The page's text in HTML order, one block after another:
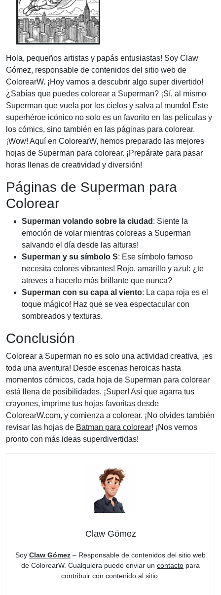
Hola, pequeños artistas y papás entusiastas! Soy Claw
Gómez, responsable de contenidos del sitio web de
ColorearW. ¡Hoy vamos a descubrir algo super divertido!
¿Sabías que puedes colorear a Superman? ¡Sí, al mismo
Superman que vuela por los cielos y salva al mundo! Este
superhéroe icónico no solo es un favorito en las películas y
los cómics, sino también en las páginas para colorear.
¡Wow! Aquí en ColorearW, hemos preparado las mejores
hojas de Superman para colorear. ¡Prepárate para pasar
horas llenas de creatividad y diversión!
Páginas de Superman para
Colorear
Superman volando sobre la ciudad : Siente la
emoción de volar mientras coloreas a Superman
salvando el día desde las alturas!
Superman y su símbolo S: Ese símbolo famoso
necesita colores vibrantes! Rojo, amarillo y azul: ¿te
atreves a hacerlo más brillante que nunca?
Superman con su capa al viento: La capa roja es el
toque mágico! Haz que se vea espectacular con
sombreados y texturas.
Conclusión
Colorear a Superman no es solo una actividad creativa, ¡es
toda una aventura! Desde escenas heroicas hasta
momentos cómicos, cada hoja de Superman para colorear
está llena de posibilidades. ¡Super! Así que agarra tus
crayones, imprime tus hojas favoritas desde
ColorearW.com, y comienza a colorear. ¡No olvides también
revisar las hojas de Batman para colorear! ¡Nos vemos
pronto con más ideas superdivertidas!
Claw Gómez
Soy Claw Gómez – Responsable de contenidos del sitio web
de ColorearW. Cualquiera puede enviar un contacto para
contribuir con contenido al sitio.